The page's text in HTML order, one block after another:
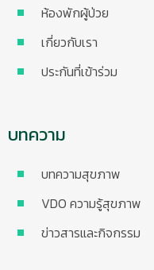
ห้องพักผู้ป่วย
เกี่ยวกับเรา
ประกันที่เข้าร่วม
บทความ
บทความสุขภาพ
VDO ความรู้สุขภาพ
ข่าวสารและกิจกรรม